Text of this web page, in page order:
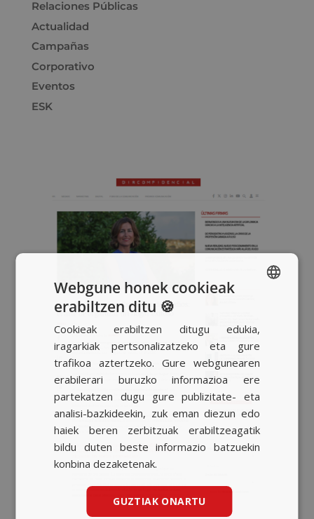
Relaciones Públicas
Actualidad
Campañas
Corporativo
Eventos
ESK
BASQUE
CATALAN
ENGLISH
Webgune honek cookieak
erabiltzen ditu 🍪
Cookieak erabiltzen ditugu edukia,
iragarkiak pertsonalizatzeko eta gure
trafikoa aztertzeko. Gure webgunearen
erabilerari buruzko informazioa ere
partekatzen dugu gure publizitate- eta
analisi-bazkideekin, zuk eman diezun edo
haiek beren zerbitzuak erabiltzeagatik
bildu duten beste informazio batzuekin
konbina dezaketenak.
GUZTIAK ONARTU